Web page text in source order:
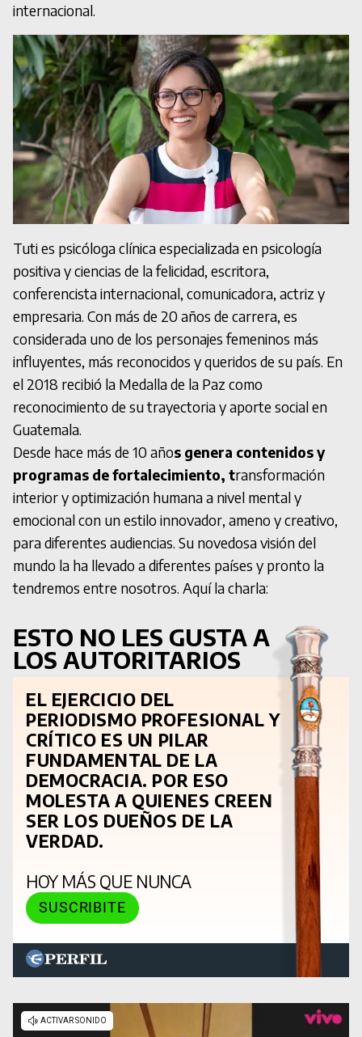
internacional.
Tuti es psicóloga clínica especializada en psicología
positiva y ciencias de la felicidad, escritora,
conferencista internacional, comunicadora, actriz y
empresaria. Con más de 20 años de carrera, es
considerada uno de los personajes femeninos más
influyentes, más reconocidos y queridos de su país. En
el 2018 recibió la Medalla de la Paz como
reconocimiento de su trayectoria y aporte social en
Guatemala.
Desde hace más de 10 años genera contenidos y
programas de fortalecimiento, transformación
interior y optimización humana a nivel mental y
emocional con un estilo innovador, ameno y creativo,
para diferentes audiencias. Su novedosa visión del
mundo la ha llevado a diferentes países y pronto la
tendremos entre nosotros. Aquí la charla:
ESTO NO LES GUSTA A
LOS AUTORITARIOS
EL EJERCICIO DEL
PERIODISMO PROFESIONAL Y
CRÍTICO ES UN PILAR
FUNDAMENTAL DE LA
DEMOCRACIA. POR ESO
MOLESTA A QUIENES CREEN
SER LOS DUEÑOS DE LA
VERDAD.
HOY MÁS QUE NUNCA
SUSCRIBITE